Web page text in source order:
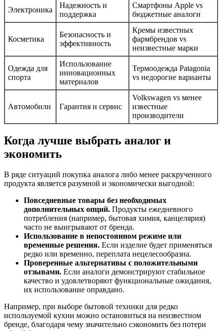
Электроника
Надежность и
поддержка
Смартфоны Apple vs
бюджетные аналоги
Косметика
Безопасность и
эффективность
Кремы известных
фармбрендов vs
неизвестные марки
Одежда для
спорта
Использование
инновационных
материалов
Термоодежда Patagonia
vs недорогие варианты
Автомобили Гарантия и сервис
Volkswagen vs менее
известные
производители
Когда лучше выбрать аналог и
экономить
В ряде ситуаций покупка аналога либо менее раскрученного
продукта является разумной и экономически выгодной:
Повседневные товары без необходимых
дополнительных опций. Продукты ежедневного
потребления (например, бытовая химия, канцелярия)
часто не выигрывают от бренда.
Использование в непостоянном режиме или
временные решения. Если изделие будет применяться
редко или временно, переплата нецелесообразна.
Проверенные альтернативы с положительными
отзывами. Если аналоги демонстрируют стабильное
качество и удовлетворяют функциональные ожидания,
их использование оправдано.
Например, при выборе бытовой техники для редко
используемой кухни можно остановиться на неизвестном
бренде, благодаря чему значительно сэкономить без потери